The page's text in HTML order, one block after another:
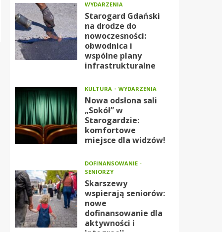
WYDARZENIA
Starogard Gdański
na drodze do
nowoczesności:
obwodnica i
wspólne plany
infrastrukturalne
KULTURA WYDARZENIA
Nowa odsłona sali
„Sokół” w
Starogardzie:
komfortowe
miejsce dla widzów!
DOFINANSOWANIE
SENIORZY
Skarszewy
wspierają seniorów:
nowe
dofinansowanie dla
aktywności i